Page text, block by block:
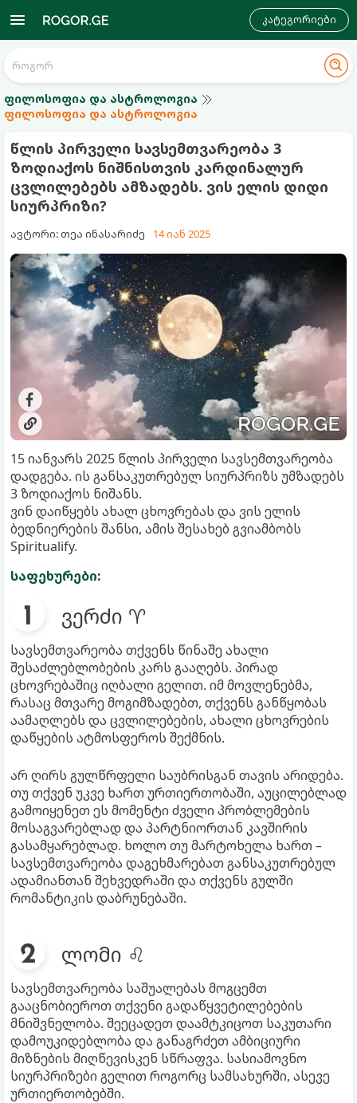
კატეგორიები
ფილოსოფია და ასტროლოგია
ფილოსოფია და ასტროლოგია
წლის პირველი სავსემთვარეობა 3
ზოდიაქოს ნიშნისთვის კარდინალურ
ცვლილებებს ამზადებს. ვის ელის დიდი
სიურპრიზი?
ავტორი: თეა ინასარიძე 14 იან 2025
15 იანვარს 2025 წლის პირველი სავსემთვარეობა
დადგება. ის განსაკუთრებულ სიურპრიზს უმზადებს
3 ზოდიაქოს ნიშანს.
ვინ დაიწყებს ახალ ცხოვრებას და ვის ელის
ბედნიერების შანსი, ამის შესახებ გვიამბობს
Spiritualify.
საფეხურები:
ვერძი ♈
სავსემთვარეობა თქვენს წინაშე ახალი
შესაძლებლობების კარს გააღებს. პირად
ცხოვრებაშიც იღბალი გელით. იმ მოვლენებმა,
რასაც მთვარე მოგიმზადებთ, თქვენს განწყობას
აამაღლებს და ცვლილებების, ახალი ცხოვრების
დაწყების ატმოსფეროს შექმნის.
არ ღირს გულწრფელი საუბრისგან თავის არიდება.
თუ თქვენ უკვე ხართ ურთიერთობაში, აუცილებლად
გამოიყენეთ ეს მომენტი ძველი პრობლემების
მოსაგვარებლად და პარტნიორთან კავშირის
გასამყარებლად. ხოლო თუ მარტოხელა ხართ –
სავსემთვარეობა დაგეხმარებათ განსაკუთრებულ
ადამიანთან შეხვედრაში და თქვენს გულში
რომანტიკის დაბრუნებაში.
ლომი ♌
სავსემთვარეობა საშუალებას მოგცემთ
გააცნობიეროთ თქვენი გადაწყვეტილებების
მნიშვნელობა. შეეცადეთ დაამტკიცოთ საკუთარი
დამოუკიდებლობა და განაგრძეთ ამბიციური
მიზნების მიღწევისკენ სწრაფვა. სასიამოვნო
სიურპრიზები გელით როგორც სამსახურში, ასევე
ურთიერთობებში.